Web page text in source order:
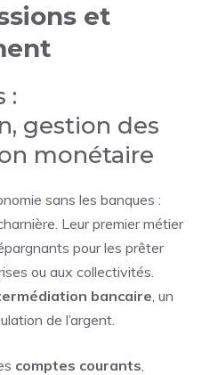
et
:
gestion des
monétaire
sans les banques :
Leur premier métier
pour les prêter
ou aux collectivités.
bancaire, un
de l’argent.
comptes courants,